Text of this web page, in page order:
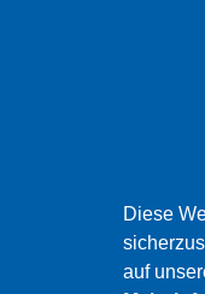
Diese
auf